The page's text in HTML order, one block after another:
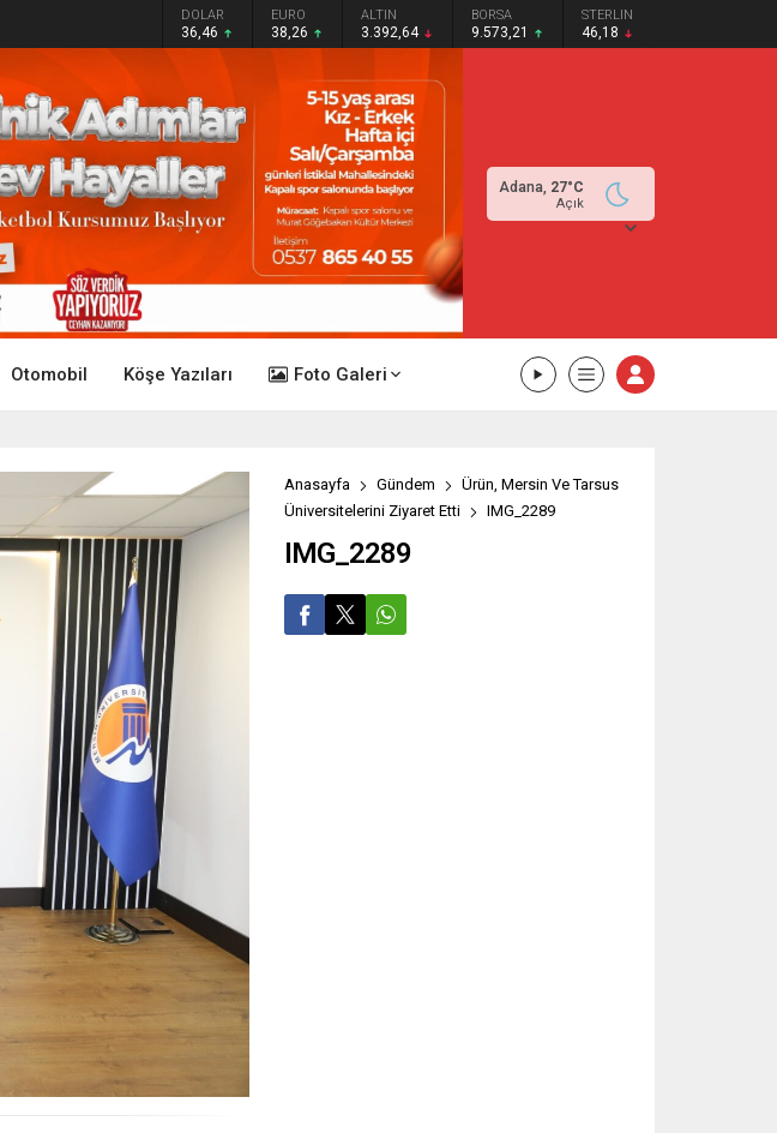
DOLAR
36,46
EURO
38,26
ALTIN
3.392,64
BORSA
9.573,21
STERLIN
46,18
Adana, 27°C
Açık
Otomobil Köşe Yazıları Foto Galeri
Anasayfa Gündem
Ürün, Mersin Ve Tarsus
Üniversitelerini Ziyaret Etti
IMG_2289
IMG_2289